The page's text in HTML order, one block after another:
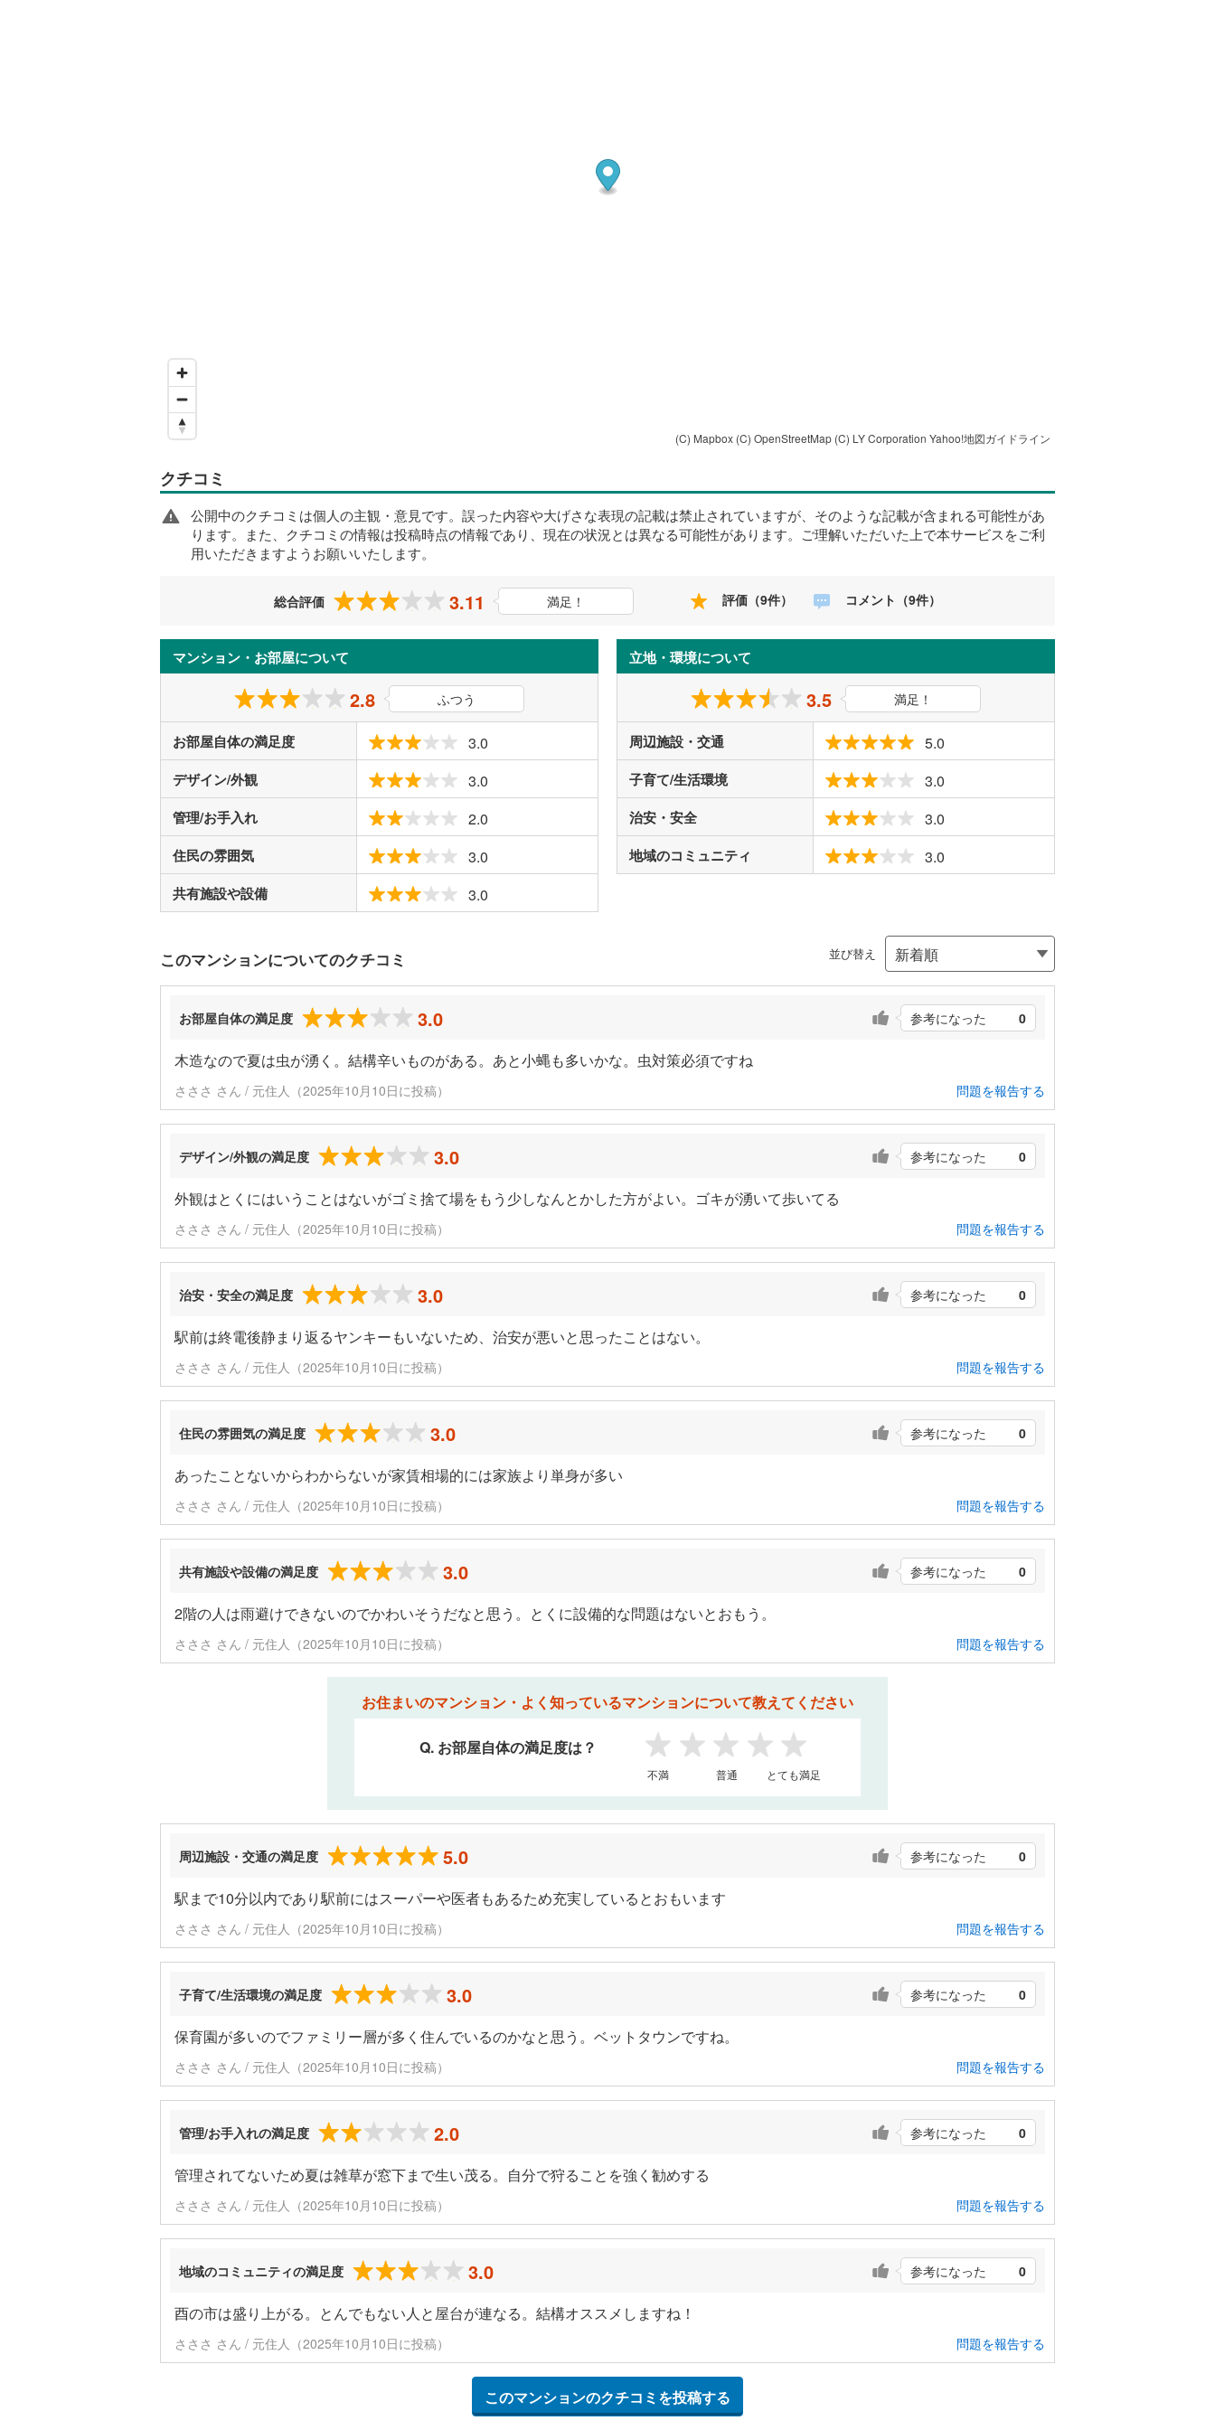
(C) Mapbox (C) OpenStreetMap (C) LY Corporation Yahoo!地図ガイドライン
クチコミ
公開中のクチコミは個人の主観・意見です。誤った内容や大げさな表現の記載は禁止されていますが、そのような記載が含まれる可能性があ
ります。また、クチコミの情報は投稿時点の情報であり、現在の状況とは異なる可能性があります。ご理解いただいた上で本サービスをご利
用いただきますようお願いいたします。
総合評価 3.11 満足！ 評価（9件） コメント（9件）
マンション・お部屋について
2.8 ふつう
お部屋自体の満足度 3.0
デザイン/外観 3.0
管理/お手入れ 2.0
住民の雰囲気 3.0
共有施設や設備 3.0
立地・環境について
3.5 満足！
周辺施設・交通 5.0
子育て/生活環境 3.0
治安・安全 3.0
地域のコミュニティ 3.0
このマンションについてのクチコミ 並び替え
お部屋自体の満足度 3.0 参考になった 0
木造なので夏は虫が湧く。結構辛いものがある。あと小蝿も多いかな。虫対策必須ですね
さささ さん / 元住人（2025年10月10日に投稿） 問題を報告する
デザイン/外観の満足度 3.0 参考になった 0
外観はとくにはいうことはないがゴミ捨て場をもう少しなんとかした方がよい。ゴキが湧いて歩いてる
さささ さん / 元住人（2025年10月10日に投稿） 問題を報告する
治安・安全の満足度 3.0 参考になった 0
駅前は終電後静まり返るヤンキーもいないため、治安が悪いと思ったことはない。
さささ さん / 元住人（2025年10月10日に投稿） 問題を報告する
住民の雰囲気の満足度 3.0 参考になった 0
あったことないからわからないが家賃相場的には家族より単身が多い
さささ さん / 元住人（2025年10月10日に投稿） 問題を報告する
共有施設や設備の満足度 3.0 参考になった 0
2階の人は雨避けできないのでかわいそうだなと思う。とくに設備的な問題はないとおもう。
さささ さん / 元住人（2025年10月10日に投稿） 問題を報告する
お住まいのマンション・よく知っているマンションについて教えてください
Q. お部屋自体の満足度は？
1 2 3 4 5
不満 普通 とても満足
周辺施設・交通の満足度 5.0 参考になった 0
駅まで10分以内であり駅前にはスーパーや医者もあるため充実しているとおもいます
さささ さん / 元住人（2025年10月10日に投稿） 問題を報告する
子育て/生活環境の満足度 3.0 参考になった 0
保育園が多いのでファミリー層が多く住んでいるのかなと思う。ベットタウンですね。
さささ さん / 元住人（2025年10月10日に投稿） 問題を報告する
管理/お手入れの満足度 2.0 参考になった 0
管理されてないため夏は雑草が窓下まで生い茂る。自分で狩ることを強く勧めする
さささ さん / 元住人（2025年10月10日に投稿） 問題を報告する
地域のコミュニティの満足度 3.0 参考になった 0
酉の市は盛り上がる。とんでもない人と屋台が連なる。結構オススメしますね！
さささ さん / 元住人（2025年10月10日に投稿） 問題を報告する
このマンションのクチコミを投稿する